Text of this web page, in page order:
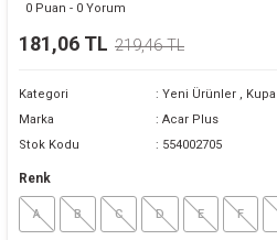
0 Puan - 0 Yorum
181,06 TL 219,46 TL
Kategori Yeni Ürünler , Kupa
Marka
Acar Plus
Stok Kodu
554002705
Renk
A B C D E F